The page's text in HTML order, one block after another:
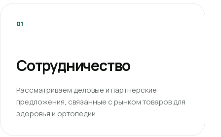
01
Сотрудничество
Рассматриваем деловые и партнерские
предложения, связанные с рынком товаров для
здоровья и ортопедии.